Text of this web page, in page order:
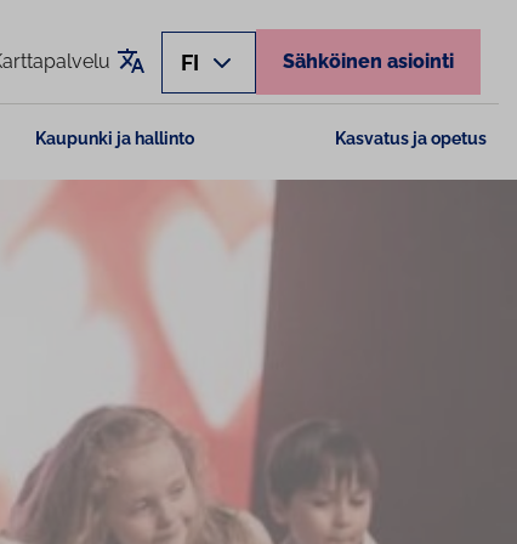
Käännä sivu
FI Sähköinen asiointi
Kaupunki ja hallinto Kasvatus ja opetus